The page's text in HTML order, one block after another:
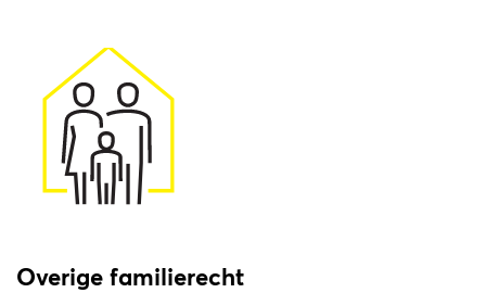
Overige familierecht